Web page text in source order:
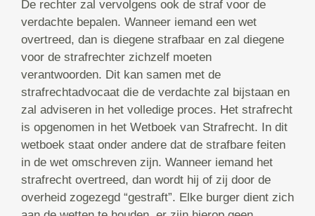
De rechter zal vervolgens ook de straf voor de
verdachte bepalen. Wanneer iemand een wet
overtreed, dan is diegene strafbaar en zal diegene
voor de strafrechter zichzelf moeten
verantwoorden. Dit kan samen met de
strafrechtadvocaat die de verdachte zal bijstaan en
zal adviseren in het volledige proces. Het strafrecht
is opgenomen in het Wetboek van Strafrecht. In dit
wetboek staat onder andere dat de strafbare feiten
in de wet omschreven zijn. Wanneer iemand het
strafrecht overtreed, dan wordt hij of zij door de
overheid zogezegd “gestraft”. Elke burger dient zich